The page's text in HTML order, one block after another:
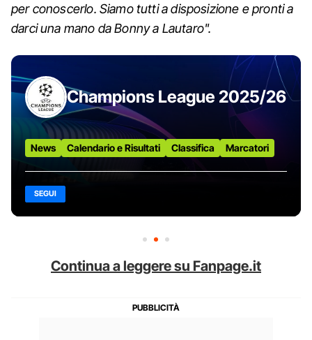
per conoscerlo. Siamo tutti a disposizione e pronti a
darci una mano da Bonny a Lautaro".
Champions League 2025/26
News Calendario e Risultati Classifica Marcatori
SEGUI
Continua a leggere su Fanpage.it